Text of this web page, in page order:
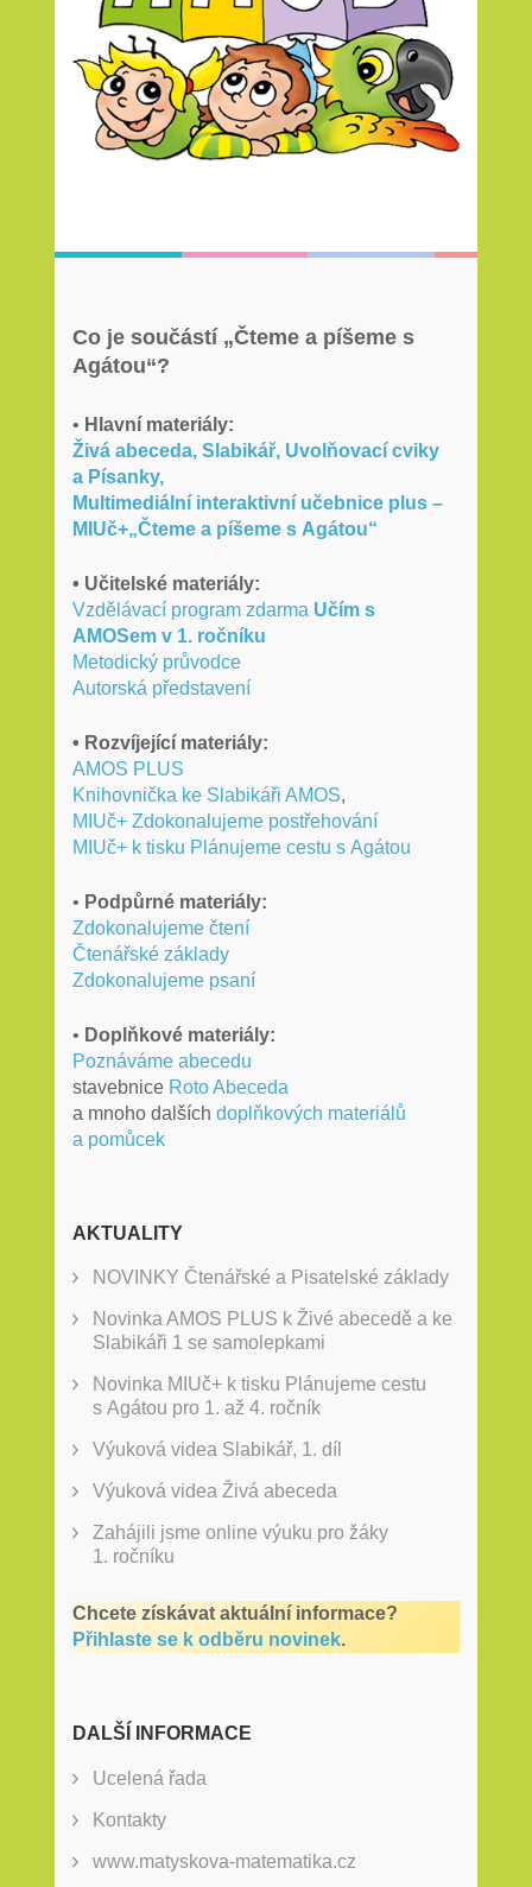
Co je součástí „Čteme a píšeme s
Agátou“?
• Hlavní materiály:
Živá abeceda, Slabikář, Uvolňovací cviky
a Písanky,
Multimediální interaktivní učebnice plus –
MIUč+„Čteme a píšeme s Agátou“
• Učitelské materiály:
Vzdělávací program zdarma Učím s
AMOSem v 1. ročníku
Metodický průvodce
Autorská představení
• Rozvíjející materiály:
AMOS PLUS
Knihovnička ke Slabikáři AMOS,
MIUč+ Zdokonalujeme postřehování
MIUč+ k tisku Plánujeme cestu s Agátou
• Podpůrné materiály:
Zdokonalujeme čtení
Čtenářské základy
Zdokonalujeme psaní
• Doplňkové materiály:
Poznáváme abecedu
stavebnice Roto Abeceda
a mnoho dalších doplňkových materiálů
a pomůcek
AKTUALITY
NOVINKY Čtenářské a Pisatelské základy
Novinka AMOS PLUS k Živé abecedě a ke
Slabikáři 1 se samolepkami
Novinka MIUč+ k tisku Plánujeme cestu
s Agátou pro 1. až 4. ročník
Výuková videa Slabikář, 1. díl
Výuková videa Živá abeceda
Zahájili jsme online výuku pro žáky
1. ročníku
Chcete získávat aktuální informace?
Přihlaste se k odběru novinek.
DALŠÍ INFORMACE
Ucelená řada
Kontakty
www.matyskova-matematika.cz